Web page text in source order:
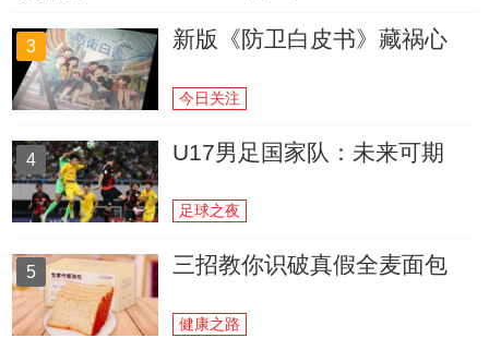
3 新版《防卫白皮书》藏祸心
今日关注
4 U17男足国家队：未来可期
足球之夜
5 三招教你识破真假全麦面包
健康之路